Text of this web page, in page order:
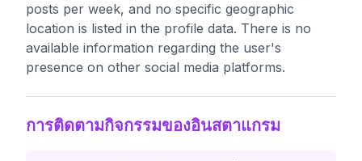
posts per week, and no specific geographic
location is listed in the profile data. There is no
available information regarding the user's
presence on other social media platforms.
การติดตามกิจกรรมของอินสตาแกรม